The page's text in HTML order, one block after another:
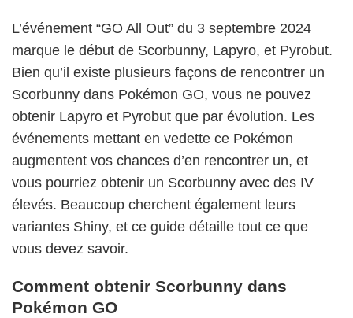
L’événement “GO All Out” du 3 septembre 2024
marque le début de Scorbunny, Lapyro, et Pyrobut.
Bien qu’il existe plusieurs façons de rencontrer un
Scorbunny dans Pokémon GO, vous ne pouvez
obtenir Lapyro et Pyrobut que par évolution. Les
événements mettant en vedette ce Pokémon
augmentent vos chances d’en rencontrer un, et
vous pourriez obtenir un Scorbunny avec des IV
élevés. Beaucoup cherchent également leurs
variantes Shiny, et ce guide détaille tout ce que
vous devez savoir.
Comment obtenir Scorbunny dans
Pokémon GO